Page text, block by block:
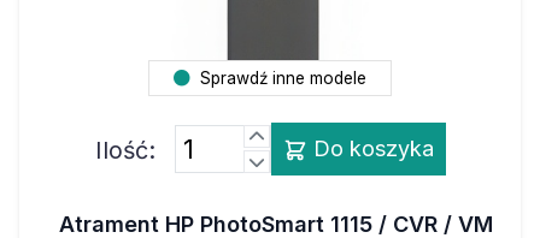
Sprawdź inne modele
Ilość: Do koszyka
Atrament HP PhotoSmart 1115 / CVR / VM